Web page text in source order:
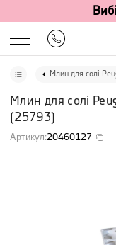
Млин для солі
Млин для солі
(25793)
Артикул:20460127